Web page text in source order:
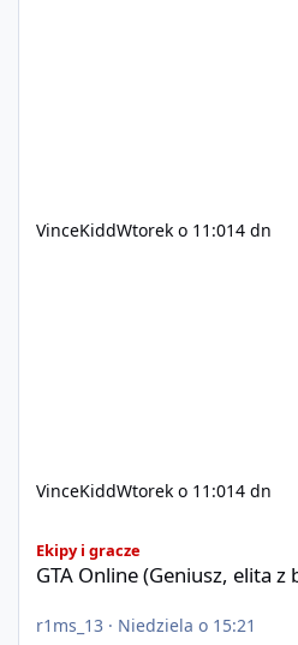
VinceKiddWtorek o 11:014 dn
VinceKiddWtorek o 11:014 dn
Ekipy i gracze
GTA Online (Geniusz, elita
r1ms_13 · Niedziela o 15:21